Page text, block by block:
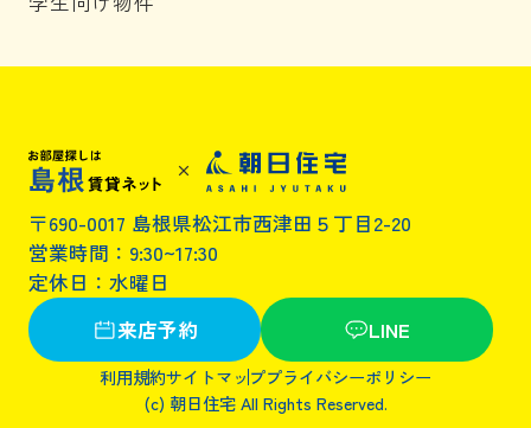
〒690-0017 島根県松江市西津田５丁目2-20
営業時間：9:30~17:30
定休日：水曜日
来店予約
LINE
利用規約サイトマッププライバシーポリシー
(c) 朝日住宅 All Rights Reserved.